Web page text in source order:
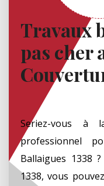
Travaux
pas cher
Seriez-vous à
professionnel
Ballaigues 1338
1338, vous